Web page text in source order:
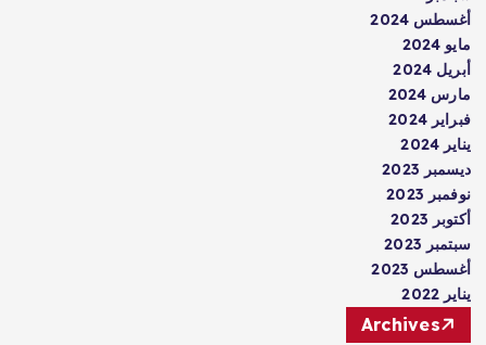
أغسطس 2024
مايو 2024
أبريل 2024
مارس 2024
فبراير 2024
يناير 2024
ديسمبر 2023
نوفمبر 2023
أكتوبر 2023
سبتمبر 2023
أغسطس 2023
يناير 2022
Archives